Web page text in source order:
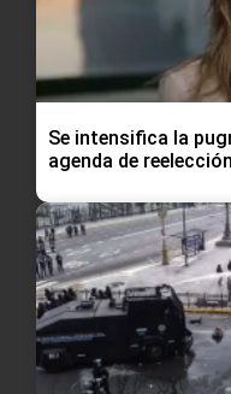
Se intensifica la
agenda de